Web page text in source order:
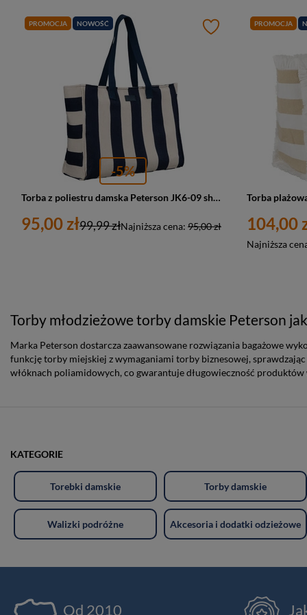
PROMOCJA NOWOŚĆ
-5%
Torba z poliestru damska Peterson JK6-09 shopper A4 biało-granatowa w paski
95,00 zł Najniższa cena: 95,00 zł
99,99 zł
PROMOCJA
104,00
Najniższa
Torby młodzieżowe torby damskie Peterson
Marka Peterson dostarcza zaawansowane rozwiązania bagażowe
funkcję torby miejskiej z wymaganiami torby biznesowej,
włóknach poliamidowych, co gwarantuje długowieczność
KATEGORIE
Torebki damskie Torby damskie
Walizki podróżne Akcesoria i dodatki odzieżowe
Od 2010